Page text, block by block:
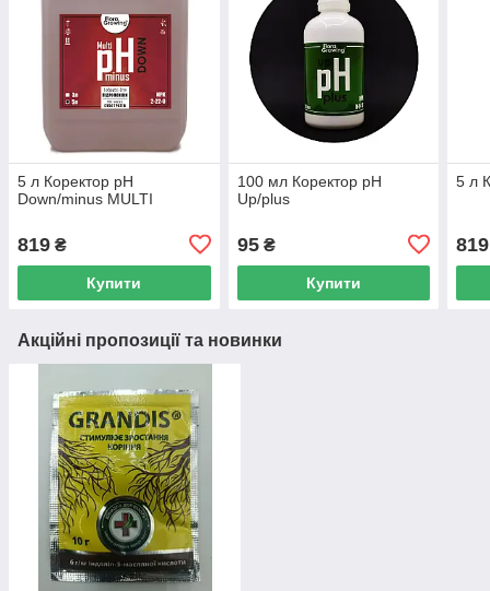
5 л Коректор pH
Down/minus MULTI
819 ₴
Купити
100 мл Коректор pH
Up/plus
95₴
Купити
5 л
819
Акційні пропозиції та новинки